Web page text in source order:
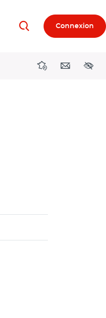
RechercherConnexion
DirectionsContact